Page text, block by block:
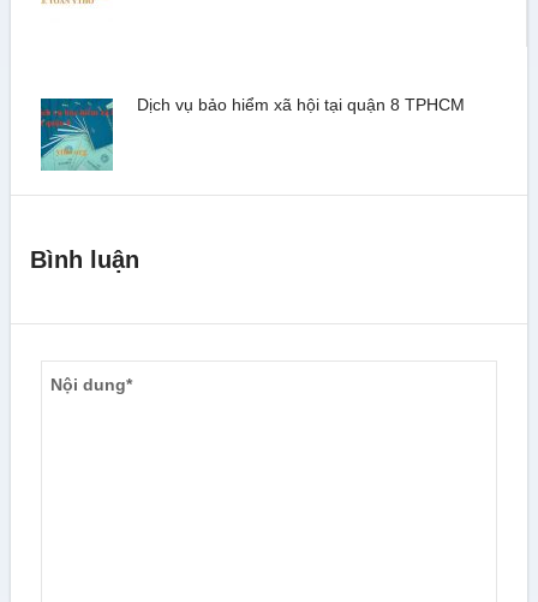
Dịch vụ bảo hiểm xã hội tại quận 8 TPHCM
Bình luận